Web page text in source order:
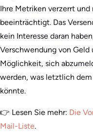
Ihre Metriken verzerrt
beeinträchtigt. Das
kein Interesse daran
Verschwendung von
Möglichkeit, sich
werden, was letztlich
könnte.
👉 Lesen Sie mehr: Die
Mail-Liste.